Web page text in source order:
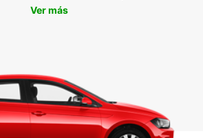
Ver más